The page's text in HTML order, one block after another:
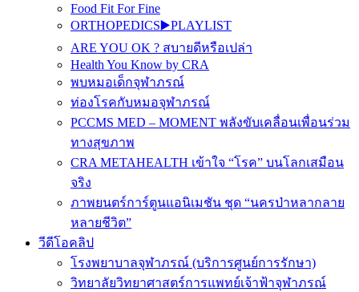
Food Fit For Fine
ORTHOPEDICS▶️PLAYLIST
ARE YOU OK ? สบายดีหรือเปล่า
Health You Know by CRA
พบหมอเด็กจุฬาภรณ์
ท่องโรคกับหมอจุฬาภรณ์
PCCMS MED – MOMENT พลังขับเคลื่อนเพื่อนร่วม
ทางสุขภาพ
CRA METAHEALTH เข้าใจ “โรค” บนโลกเสมือน
จริง
ภาพยนตร์การ์ตูนแอนิเมชัน ชุด “นครป่าหลากลาย
หลายชีวิต”
วีดีโอคลิป
โรงพยาบาลจุฬาภรณ์ (บริการศูนย์การรักษา)
วิทยาลัยวิทยาศาสตร์การแพทย์เจ้าฟ้าจุฬาภรณ์